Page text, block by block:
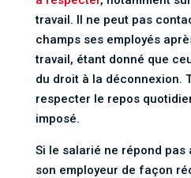
travail. Il ne peut pas
champs ses employés
travail, étant donné que
du droit à la déconnexion.
respecter le repos
imposé.
Si le salarié ne répond
son employeur de façon